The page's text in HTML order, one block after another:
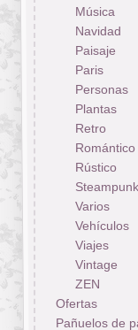
Música
Navidad
Paisaje
Paris
Personas
Plantas
Retro
Romántico
Rústico
Steampunk
Varios
Vehículos
Viajes
Vintage
ZEN
Ofertas
Pañuelos de